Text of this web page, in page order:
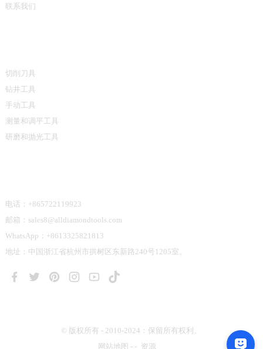
联系我们
切削刀具
钻井工具
手动工具
测量和调平工具
研磨和抛光工具
电话：+865722119923
邮箱：sales8@alldiamondtools.com
WhatsApp：+8613325821813
地址：中国浙江省杭州市拱树区东新路240号1205室。
© 版权所有 - 2010-2024：保留所有权利。
网站地图 - - 资源